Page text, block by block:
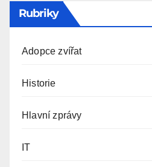
Rubriky
Adopce zvířat
Historie
Hlavní zprávy
IT